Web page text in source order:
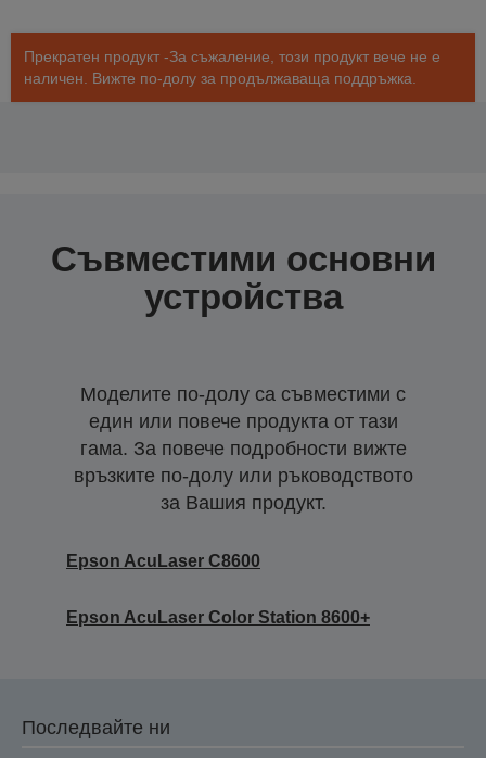
Прекратен продукт -За съжаление, този продукт вече не е
наличен. Вижте по-долу за продължаваща поддръжка.
Съвместими основни
устройства
Моделите по-долу са съвместими с
един или повече продукта от тази
гама. За повече подробности вижте
връзките по-долу или ръководството
за Вашия продукт.
Epson AcuLaser C8600
Epson AcuLaser Color Station 8600+
Последвайте ни